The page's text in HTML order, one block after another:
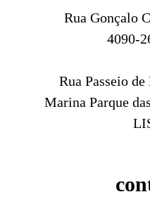
Rua Gonçalo
4090-
Rua Passeio
Marina Parque